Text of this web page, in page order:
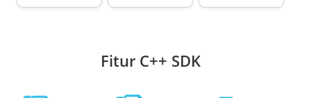
Fitur C++ SDK